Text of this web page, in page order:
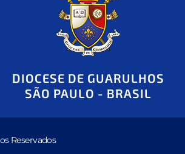
DIOCESE DE GUARULHOS
SÃO PAULO - BRASIL
Reservados